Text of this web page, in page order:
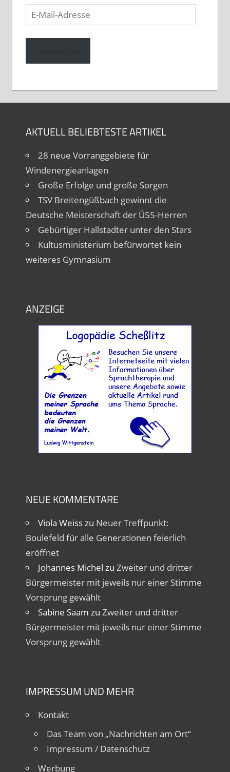
E-
Mail-
Adresse
AKTUELL BELIEBTESTE ARTIKEL
28 neue Vorranggebiete für
Windenergieanlagen
Große Erfolge und große Sorgen
TSV Breitengüßbach gewinnt die
Deutsche Meisterschaft der Ü55-Herren
Gebürtiger Hallstadter unter den Stars
Kultusministerium befürwortet kein
weiteres Gymnasium
ANZEIGE
NEUE KOMMENTARE
Viola Weisszu Neuer Treffpunkt:
Boulefeld für alle Generationen feierlich
eröffnet
Johannes Michel zu Zweiter und dritter
Bürgermeister mit jeweils nur einer Stimme
Vorsprung gewählt
Sabine Saam zu Zweiter und dritter
Bürgermeister mit jeweils nur einer Stimme
Vorsprung gewählt
IMPRESSUM UND MEHR
Kontakt
Das Team von „Nachrichten am Ort“
Impressum / Datenschutz
Werbung